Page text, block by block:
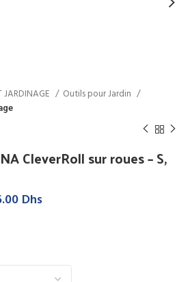
JARDINAGE
Outils pour Jardin
CleverRoll sur roues – S,
DhsPlage
2,016.00 Dhs